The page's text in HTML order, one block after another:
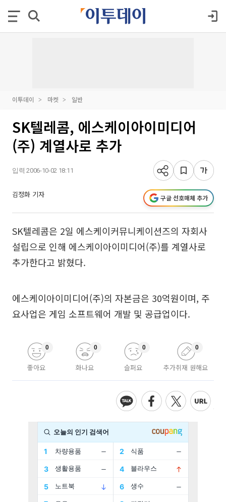
이투데이 마켓 일반
SK텔레콤, 에스케이아이미디어
(주) 계열사로 추가
입력 2006-10-02 18:11
김정화 기자 구글 선호매체 추가
SK텔레콤은 2일 에스케이커뮤니케이션즈의 자회사
설립으로 인해 에스케이아이미디어(주)를 계열사로
추가한다고 밝혔다.
에스케이아이미디어(주)의 자본금은 30억원이며, 주
요사업은 게임 소프트웨어 개발 및 공급업이다.
좋아요
0
화나요
0
슬퍼요
0
추가취재 원해요
0